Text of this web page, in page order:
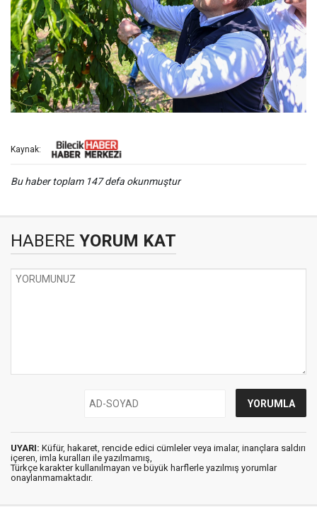
Kaynak:
Bu haber toplam 147 defa okunmuştur
HABERE YORUM KAT
UYARI: Küfür, hakaret, rencide edici cümleler veya imalar, inançlara saldırı
içeren, imla kuralları ile yazılmamış,
Türkçe karakter kullanılmayan ve büyük harflerle yazılmış yorumlar
onaylanmamaktadır.